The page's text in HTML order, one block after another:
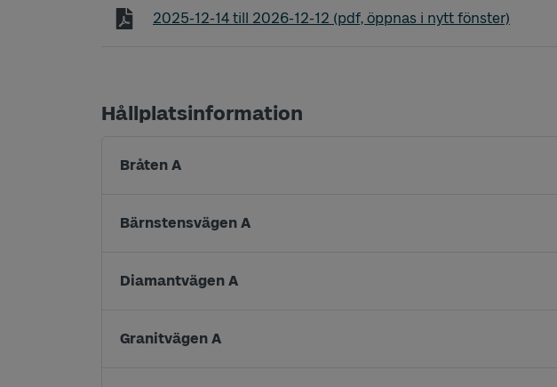
Tidtabell linje 358 Askerön - Myggenäs skola - Häggvallskolan
2025-12-14 till 2026-12-12 (pdf, öppnas i nytt fönster)
Hållplatsinformation
Bråten A
Bärnstensvägen A
Diamantvägen A
Granitvägen A